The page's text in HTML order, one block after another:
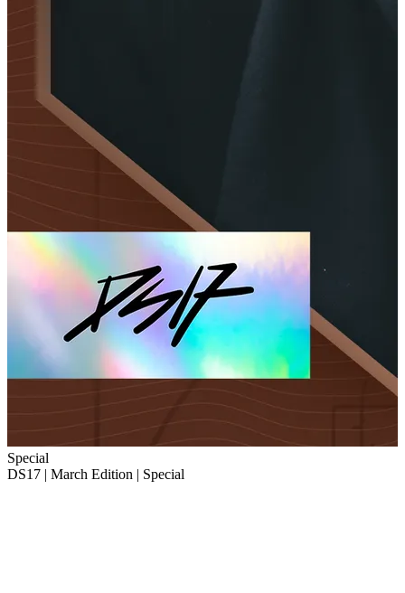
Special
DS17 | March Edition | Special